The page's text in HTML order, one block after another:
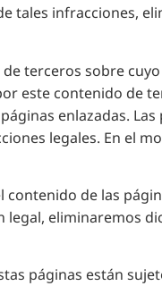
tales infracciones,
terceros sobre
este contenido de
enlazadas.
legales. En el
de las
eliminaremos
páginas están